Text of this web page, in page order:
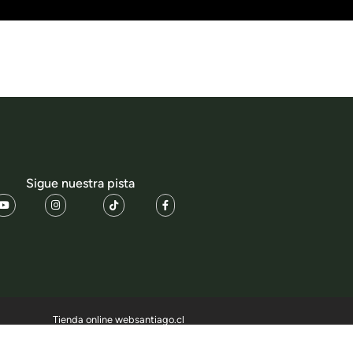
Sigue nuestra pista
Tienda online websantiago.cl